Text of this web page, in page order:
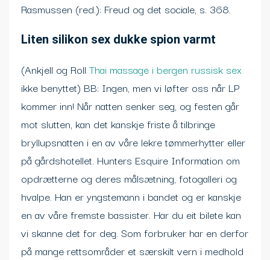
Rasmussen (red.): Freud og det sociale, s. 368.
Liten silikon sex dukke spion varmt
(Ankjell og Roll Thai massage i bergen russisk sex
ikke benyttet) BB: Ingen, men vi løfter oss når LP
kommer inn! Når natten senker seg, og festen går
mot slutten, kan det kanskje friste å tilbringe
bryllupsnatten i en av våre lekre tømmerhytter eller
på gårdshotellet. Hunters Esquire Information om
opdrætterne og deres målsætning, fotogalleri og
hvalpe. Han er yngstemann i bandet og er kanskje
en av våre fremste bassister. Har du eit bilete kan
vi skanne det for deg. Som forbruker har en derfor
på mange rettsområder et særskilt vern i medhold